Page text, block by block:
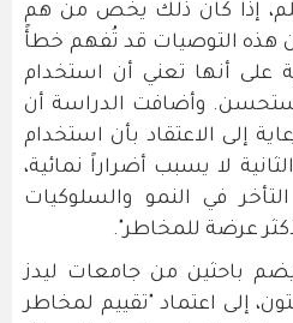
إذا كان ذلك يخص من هم
هذه التوصيات قد تُفهم خطأً
على أنها تعني أن استخدام
وأضافت الدراسة أن
إلى الاعتقاد بأن استخدام
لا يسبب أضراراً نمائية،
في النمو والسلوكيات
عرضة للمخاطر".
باحثين من جامعات ليدز
إلى اعتماد "تقييم لمخاطر